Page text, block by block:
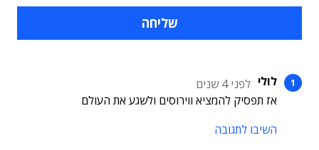
לולי לפני 4 שנים
אז תפסיק להמציא ווירוסים ולשגע את העולם
השיבו לתגובה